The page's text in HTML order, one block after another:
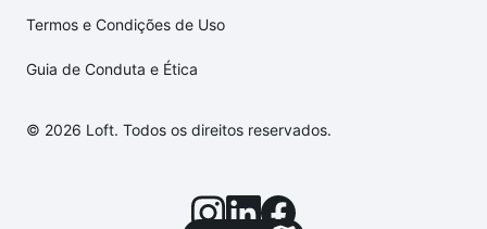
Termos e Condições de Uso
Guia de Conduta e Ética
© 2026 Loft. Todos os direitos reservados.